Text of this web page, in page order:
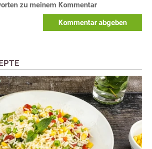
zu meinem Kommentar
Kommentar abgeben